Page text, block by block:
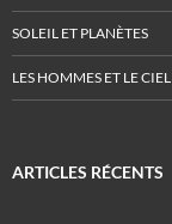
SOLEIL ET PLANÈTES
LES HOMMES ET LE CIEL
ARTICLES RÉCENTS